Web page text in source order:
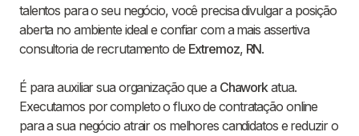
talentos para o seu negócio, você precisa divulgar a posição
aberta no ambiente ideal e confiar com a mais assertiva
consultoria de recrutamento de Extremoz, RN.
É para auxiliar sua organização que a Chaworkatua.
Executamos por completo o fluxo de contratação online
para a sua negócio atrair os melhores candidatos e reduzir o